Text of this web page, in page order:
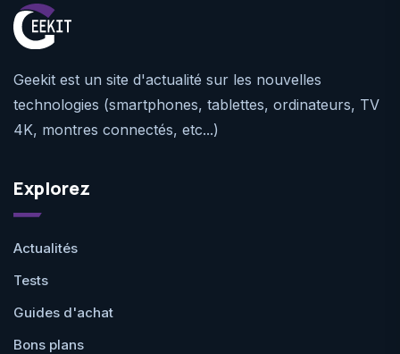
Geekit est un site d'actualité sur les nouvelles
technologies (smartphones, tablettes, ordinateurs, TV
4K, montres connectés, etc...)
Explorez
Actualités
Tests
Guides d'achat
Bons plans